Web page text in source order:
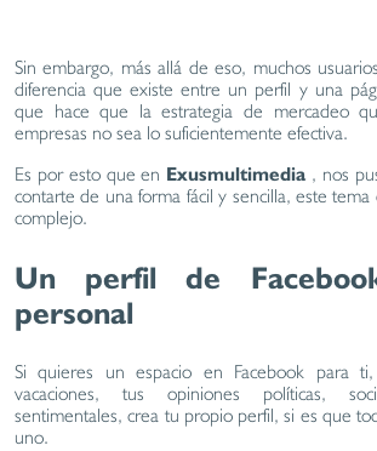
Sin embargo, más allá de eso, muchos
diferencia que existe entre un perfil y una
que hace que la estrategia de mercadeo
empresas no sea lo suficientemente efectiva.
Es por esto que en Exusmultimedia , nos
contarte de una forma fácil y sencilla, este
complejo.
Un perfil de
personal
Si quieres un espacio en Facebook para
vacaciones, tus opiniones políticas,
sentimentales, crea tu propio perfil, si es que
uno.